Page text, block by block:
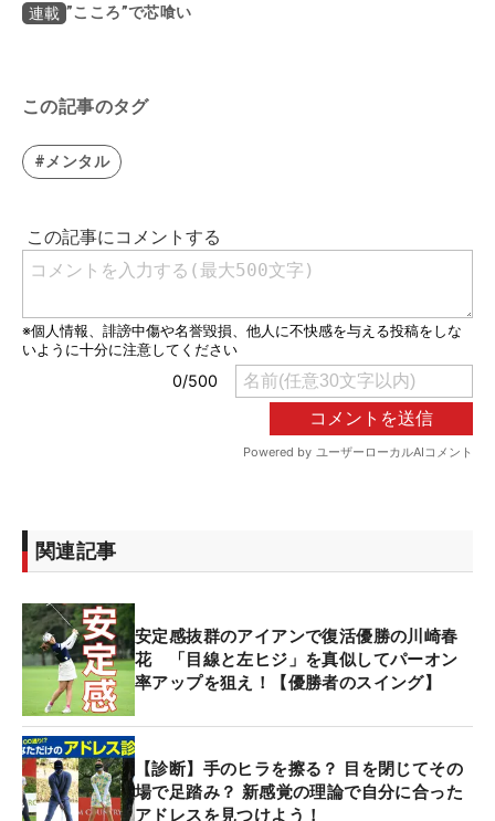
連載 ”こころ”で芯喰い
この記事のタグ
#メンタル
関連記事
安定感抜群のアイアンで復活優勝の川崎春
花 「目線と左ヒジ」を真似してパーオン
率アップを狙え！【優勝者のスイング】
【診断】手のヒラを擦る？ 目を閉じてその
場で足踏み？ 新感覚の理論で自分に合った
アドレスを見つけよう！